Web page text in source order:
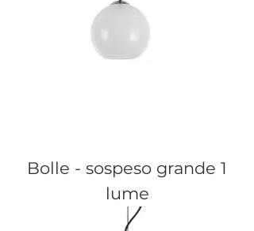
Bolle - sospeso grande 1
lume